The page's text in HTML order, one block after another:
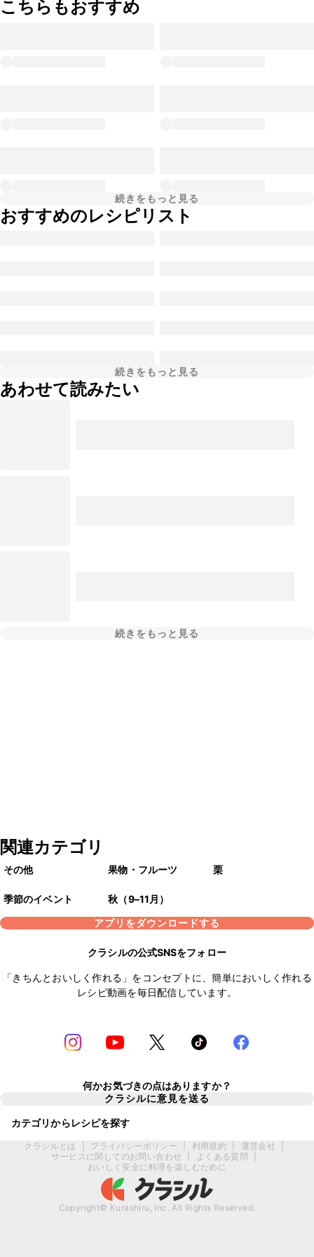
こちらもおすすめ
続きをもっと見る
おすすめのレシピリスト
続きをもっと見る
あわせて読みたい
続きをもっと見る
関連カテゴリ
その他 果物・フルーツ 栗
季節のイベント
秋（9–11月）
アプリをダウンロードする
クラシルの公式SNSをフォロー
「きちんとおいしく作れる」をコンセプトに、簡単においしく作れる
レシピ動画を毎日配信しています。
何かお気づきの点はありますか？
クラシルに意見を送る
カテゴリからレシピを探す
クラシルとは プライバシーポリシー 利用規約 運営会社
サービスに関してのお問い合わせ
よくある質問
おいしく安全に料理を楽しむために
Copyright© Kurashiru, Inc. All Rights Reserved.